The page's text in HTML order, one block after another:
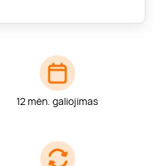
12 mėn. galiojimas